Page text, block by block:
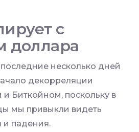
с
доллара
несколько дней
декорреляции
Биткойном, поскольку в
мы привыкли видеть
падения.